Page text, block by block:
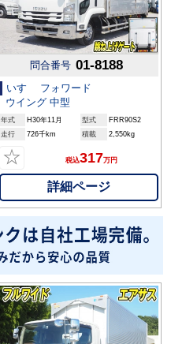
問合番号 01-8188
いすゞ フォワード
ウイング 中型
年式 H30年11月 型式
FRR90S2
走行
726千km 積載 2,550kg
☆ 税込317万円
詳細ページ